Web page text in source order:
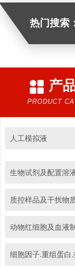
热门搜索：
产
PRODUCT
人工模拟液
生物试剂及配置溶
质控样品及干扰物
动物红细胞及血液
细胞因子.重组蛋白